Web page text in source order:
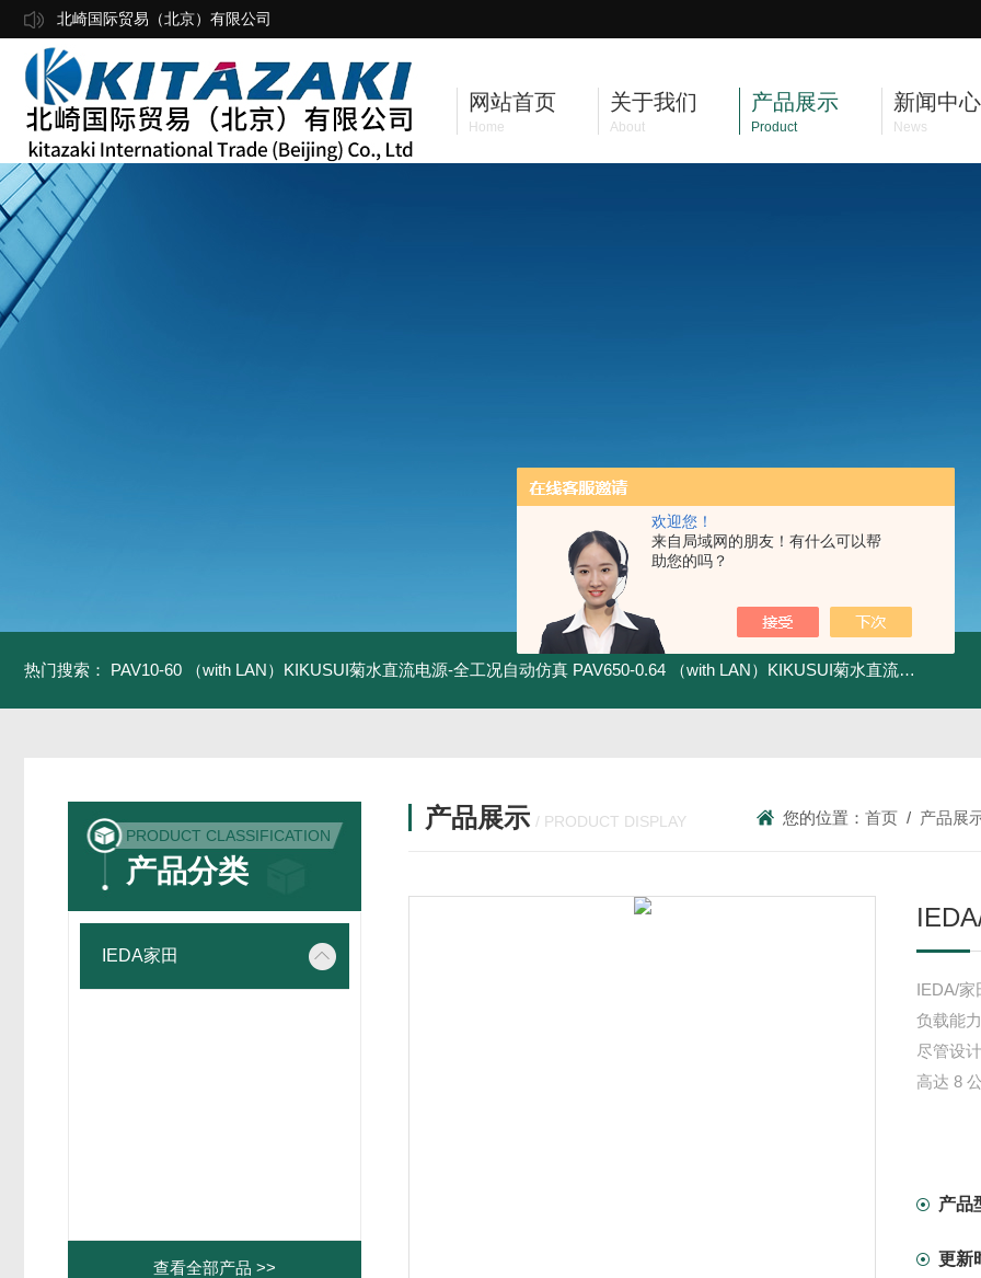
欢迎您！
来自局域网的朋友！有什么可以帮
助您的吗？
北崎国际贸易（北京）有限公司
网站首页
Home
关于我们
About
产品展示
Product
新闻中心
News
热门搜索： PAV10-60 （with LAN）KIKUSUI菊水直流电源-全工况自动仿真 PAV650-0.64 （with LAN）KIKUSUI菊水直流电源-四象限节能测试
PRODUCT CLASSIFICATION
产品分类
IEDA家田
查看全部产品 >>
产品展示 / PRODUCT DISPLAY 您的位置：首页 / 产品展
IEDA/家
负载能
尽管设
高达 8
产品
更新